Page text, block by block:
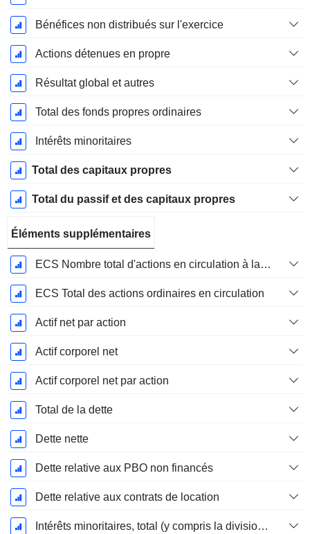
Bénéfices non distribués sur l'exercice
Actions détenues en propre
Résultat global et autres
Total des fonds propres ordinaires
Intérêts minoritaires
Total des capitaux propres
Total du passif et des capitaux propres
Éléments supplémentaires
ECS Nombre total d'actions en circulation à la date de dépôt
ECS Total des actions ordinaires en circulation
Actif net par action
Actif corporel net
Actif corporel net par action
Total de la dette
Dette nette
Dette relative aux PBO non financés
Dette relative aux contrats de location
Intérêts minoritaires, total (y compris la division financière)